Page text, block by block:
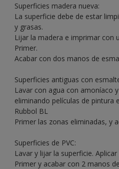
Superficies madera nueva:
La superficie debe de estar
y grasas.
Lijar la madera e imprimar con
Primer.
Acabar con dos manos de
Superficies antiguas con
Lavar con agua con amoníaco
eliminando películas de pintura
Rubbol BL
Primer las zonas eliminadas, y
Superficies de PVC:
Lavar y lijar la superficie.
Primer y acabar con 2 manos